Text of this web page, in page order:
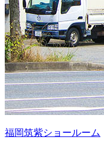
福岡筑紫ショールーム